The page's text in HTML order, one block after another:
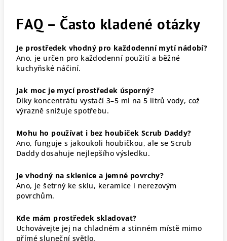
FAQ – Často kladené otázky
Je prostředek vhodný pro každodenní mytí nádobí?
Ano, je určen pro každodenní použití a běžné
kuchyňské náčiní.
Jak moc je mycí prostředek úsporný?
Díky koncentrátu vystačí 3–5 ml na 5 litrů vody, což
výrazně snižuje spotřebu.
Mohu ho používat i bez houbiček Scrub Daddy?
Ano, funguje s jakoukoli houbičkou, ale se Scrub
Daddy dosahuje nejlepšího výsledku.
Je vhodný na sklenice a jemné povrchy?
Ano, je šetrný ke sklu, keramice i nerezovým
povrchům.
Kde mám prostředek skladovat?
Uchovávejte jej na chladném a stinném místě mimo
přímé sluneční světlo.